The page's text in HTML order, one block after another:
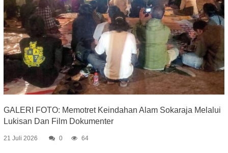
GALERI FOTO: Memotret Keindahan Alam Sokaraja Melalui
Lukisan Dan Film Dokumenter
21 Juli 2026 0 64